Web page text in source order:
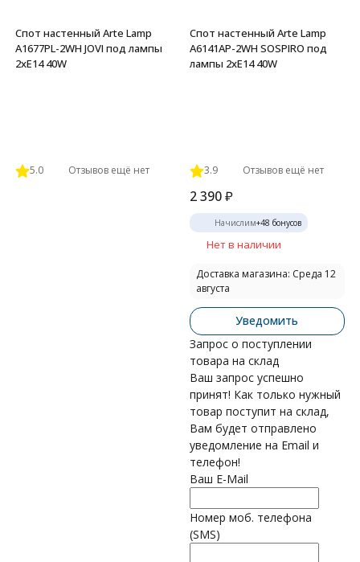
Спот настенный Arte Lamp
A1677PL-2WH JOVI под лампы
2xE14 40W
5.0 Отзывов ещё нет
Спот настенный Arte Lamp
A6141AP-2WH SOSPIRO под
лампы 2xE14 40W
3.9 Отзывов ещё нет
2 390 ₽
Начислим+48 бонусов
Нет в наличии
Доставка магазина: Среда 12
августа
Уведомить
Запрос о поступлении
товара на склад
Ваш запрос успешно
принят! Как только нужный
товар поступит на склад,
Вам будет отправлено
уведомление на Email и
телефон!
Ваш E-Mail
Номер моб. телефона
(SMS)